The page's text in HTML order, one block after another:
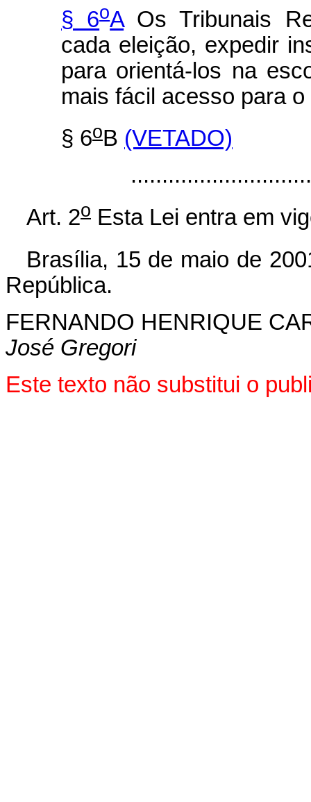
§ 6oAOs Tribunais
cada eleição, expedir
para orientá-los na
mais fácil acesso para
§ 6oB (VETADO)
Art. 2o Esta Lei entra em
Brasília, 15 de maio de
República.
FERNANDO HENRIQUE
José Gregori
Este texto não substitui o